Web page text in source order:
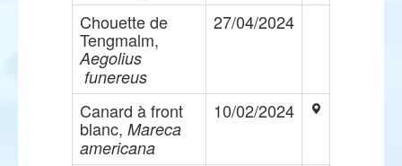
Chouette de
Tengmalm,
Aegolius
funereus
27/04/2024
Canard à front
blanc, Mareca
americana
10/02/2024